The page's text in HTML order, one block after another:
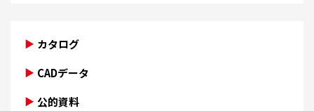
カタログ
CADデータ
公的資料